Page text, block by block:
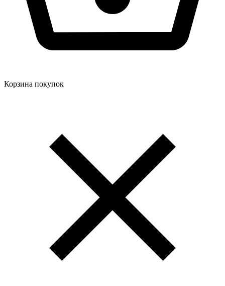
Корзина покупок